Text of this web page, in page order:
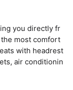
you directly fr
most comfort
with headrest
air conditionin